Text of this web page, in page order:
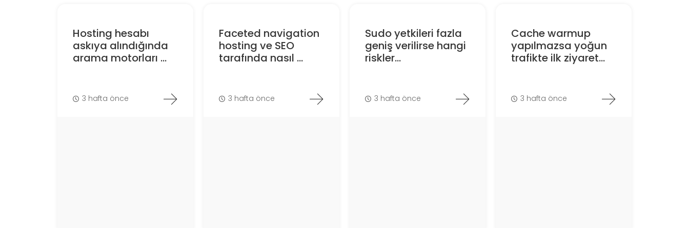
Hosting hesabı
askıya alındığında
arama motorları ...
3 hafta önce
Faceted navigation
hosting ve SEO
tarafında nasıl ...
3 hafta önce
Sudo yetkileri fazla
geniş verilirse hangi
riskler...
3 hafta önce
Cache warmup
yapılmazsa yoğun
trafikte ilk ziyaret...
3 hafta önce